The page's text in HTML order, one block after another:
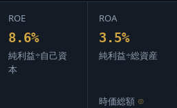
ROE
8.6%
純利益÷自己資
本
ROA
3.5%
純利益÷総資産
時価総額 ⊙